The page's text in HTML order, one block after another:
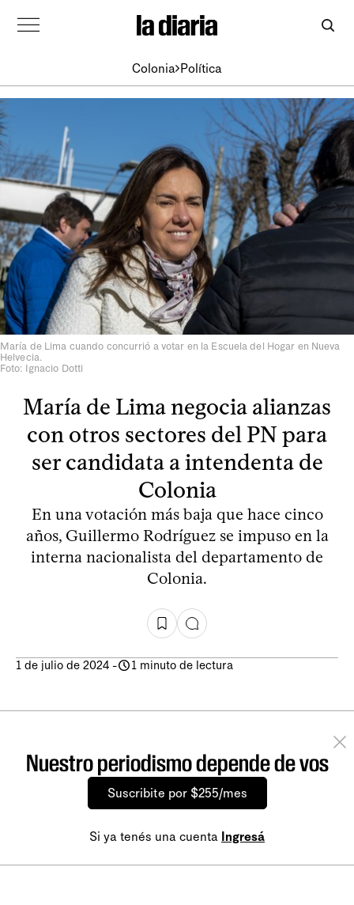
Colonia Política
María de Lima cuando concurrió a votar en la Escuela del Hogar en Nueva
Helvecia.
Foto: Ignacio Dotti
María de Lima negocia alianzas
con otros sectores del PN para
ser candidata a intendenta de
Colonia
En una votación más baja que hace cinco
años, Guillermo Rodríguez se impuso en la
interna nacionalista del departamento de
Colonia.
1 de julio de 2024 - 1 minuto de lectura
Nuestro periodismo depende de vos
Suscribite por $255/mes
Si ya tenés una cuenta Ingresá